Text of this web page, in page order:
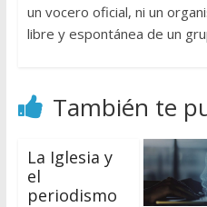
un vocero oficial, ni un
libre y espontánea de un
También te
La Iglesia y
el
periodismo